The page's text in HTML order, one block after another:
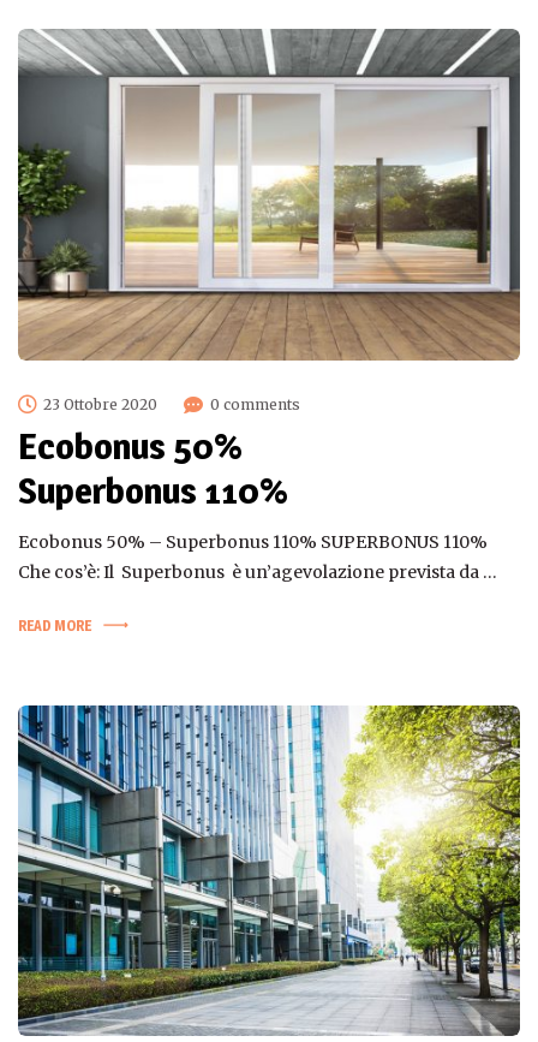
23 Ottobre 2020 0 comments
Ecobonus 50%
Superbonus 110%
Ecobonus 50% – Superbonus 110% SUPERBONUS 110%
Che cos’è: Il Superbonus è un’agevolazione prevista da …
READ MORE